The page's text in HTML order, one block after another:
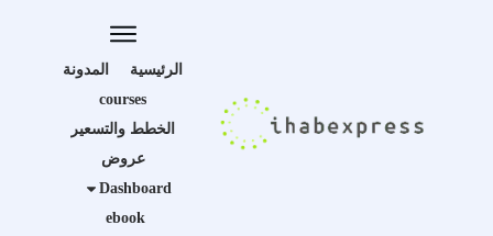
الرئيسية
المدونة
courses
الخطط والتسعير
عروض
Dashboard
ebook